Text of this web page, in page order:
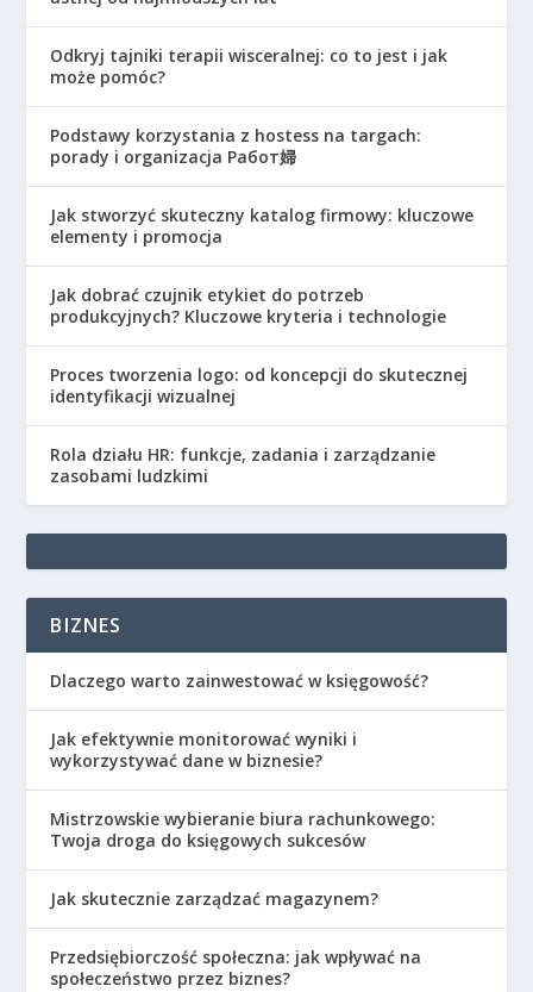
Odkryj tajniki terapii wisceralnej: co to jest i jak
może pomóc?
Podstawy korzystania z hostess na targach:
porady i organizacja Работ婦
Jak stworzyć skuteczny katalog firmowy: kluczowe
elementy i promocja
Jak dobrać czujnik etykiet do potrzeb
produkcyjnych? Kluczowe kryteria i technologie
Proces tworzenia logo: od koncepcji do skutecznej
identyfikacji wizualnej
Rola działu HR: funkcje, zadania i zarządzanie
zasobami ludzkimi
BIZNES
Dlaczego warto zainwestować w księgowość?
Jak efektywnie monitorować wyniki i
wykorzystywać dane w biznesie?
Mistrzowskie wybieranie biura rachunkowego:
Twoja droga do księgowych sukcesów
Jak skutecznie zarządzać magazynem?
Przedsiębiorczość społeczna: jak wpływać na
społeczeństwo przez biznes?